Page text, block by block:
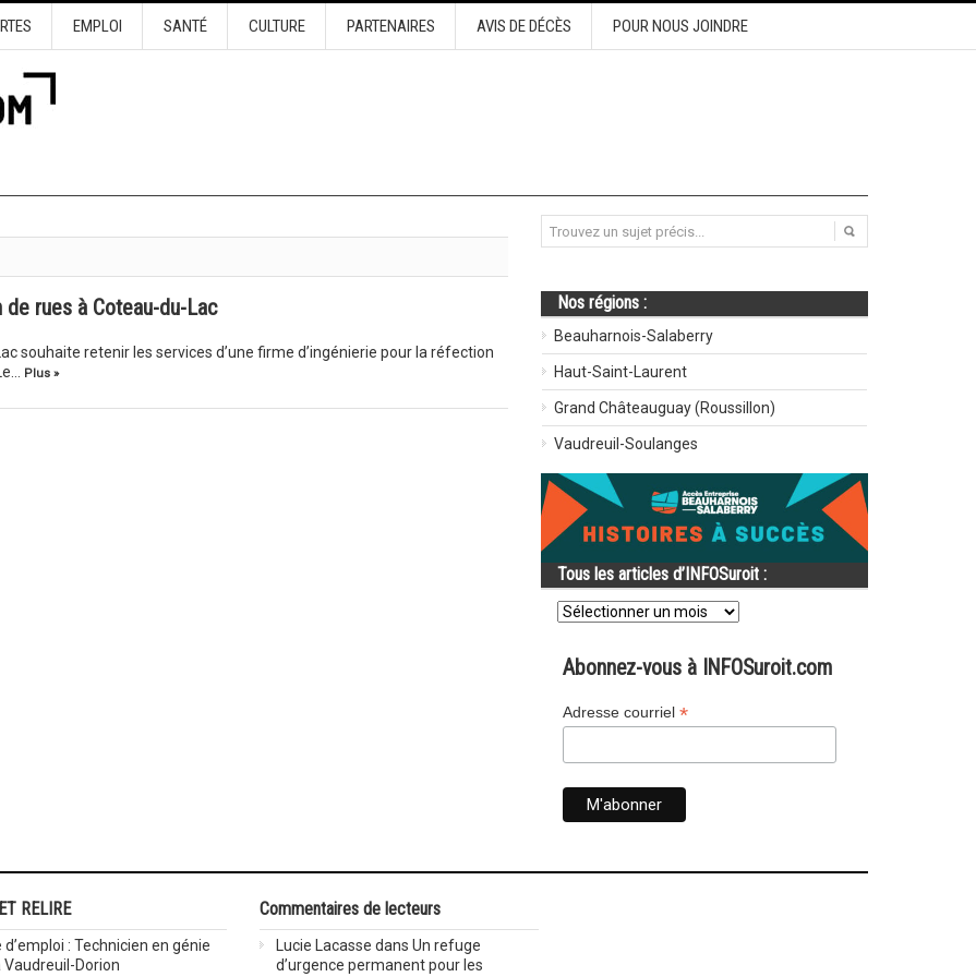
EMPLOI SANTÉ CULTURE PARTENAIRES AVIS DE DÉCÈS POUR NOUS JOINDRE
rues à Coteau-du-Lac
souhaite retenir les services d’une firme d’ingénierie pour la réfection
Plus »
Nos régions :
Beauharnois-Salaberry
Haut-Saint-Laurent
Grand Châteauguay (Roussillon)
Vaudreuil-Soulanges
Tous les articles d’INFOSuroit :
Tous
les
d’INFOSuroit
Abonnez-vous à INFOSuroit.com
Adresse courriel *
RELIRE
: Technicien en génie
Vaudreuil-Dorion
Commentaires de lecteurs
Lucie Lacasse dans Un refuge
d’urgence permanent pour les